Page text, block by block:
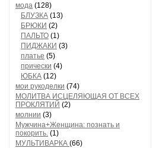
мода (128)
БЛУЗКА (13)
БРЮКИ (2)
ПАЛЬТО (1)
ПИДЖАКИ (3)
платье (5)
прически (4)
ЮБКА (12)
мои рукоделки (74)
МОЛИТВА ИСЦЕЛЯЮЩАЯ ОТ ВСЕХ
ПРОКЛЯТИЙ (2)
молнии (3)
Мужчина+Женщина: познать и
покорить. (1)
МУЛЬТИВАРКА (66)